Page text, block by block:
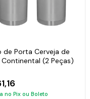
de Porta Cerveja de
(2 Peças)
no Pix ou Boleto